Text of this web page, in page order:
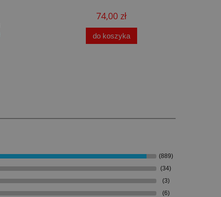
74,00 zł
do koszyka
(889)
(34)
(3)
(6)